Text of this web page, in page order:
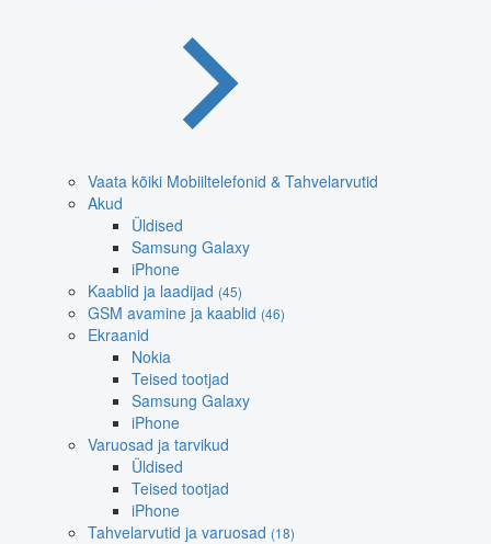
Vaata kõiki Mobiiltelefonid & Tahvelarvutid
Akud
Üldised
Samsung Galaxy
iPhone
Kaablid ja laadijad (45)
GSM avamine ja kaablid (46)
Ekraanid
Nokia
Teised tootjad
Samsung Galaxy
iPhone
Varuosad ja tarvikud
Üldised
Teised tootjad
iPhone
Tahvelarvutid ja varuosad (18)